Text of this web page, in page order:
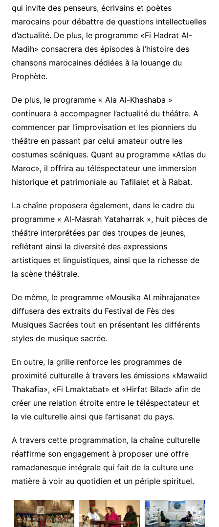
qui invite des penseurs, écrivains et poètes
marocains pour débattre de questions intellectuelles
d’actualité. De plus, le programme «Fi Hadrat Al-
Madih» consacrera des épisodes à l’histoire des
chansons marocaines dédiées à la louange du
Prophète.
De plus, le programme « Ala Al-Khashaba »
continuera à accompagner l’actualité du théâtre. A
commencer par l’improvisation et les pionniers du
théâtre en passant par celui amateur outre les
costumes scéniques. Quant au programme «Atlas du
Maroc», il offrira au téléspectateur une immersion
historique et patrimoniale au Tafilalet et à Rabat.
La chaîne proposera également, dans le cadre du
programme « Al-Masrah Yataharrak », huit pièces de
théâtre interprétées par des troupes de jeunes,
reflétant ainsi la diversité des expressions
artistiques et linguistiques, ainsi que la richesse de
la scène théâtrale.
De même, le programme «Mousika Al mihrajanate»
diffusera des extraits du Festival de Fès des
Musiques Sacrées tout en présentant les différents
styles de musique sacrée.
En outre, la grille renforce les programmes de
proximité culturelle à travers les émissions «Mawaiid
Thakafia», «Fi Lmaktabat» et «Hirfat Bilad» afin de
créer une relation étroite entre le téléspectateur et
la vie culturelle ainsi que l’artisanat du pays.
A travers cette programmation, la chaîne culturelle
réaffirme son engagement à proposer une offre
ramadanesque intégrale qui fait de la culture une
matière à voir au quotidien et un périple spirituel.